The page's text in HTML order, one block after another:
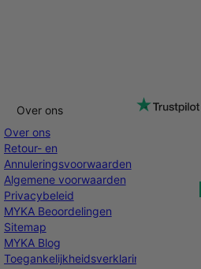
Over ons
Over ons
Retour- en
Annuleringsvoorwaarden
Algemene voorwaarden
Privacybeleid
MYKA Beoordelingen
Sitemap
MYKA Blog
Toegankelijkheidsverklaring